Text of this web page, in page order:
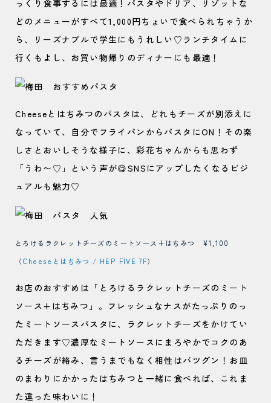
っくり食事するには最適！パスタやドリア、リゾットな
どのメニューがすべて1,000円ちょいで食べられちゃうか
ら、リーズナブルで学生にもうれしい♡ランチタイムに
行くもよし、お買い物帰りのディナーにも最適！
Cheeseとはちみつのパスタは、どれもチーズが別添えに
なっていて、自分でフライパンからパスタにON！その楽
しさとおいしそうな様子に、彩花ちゃんからも思わず
「うわ〜♡」という声が😋SNSにアップしたくなるビジ
ュアルも魅力♡
とろけるラクレットチーズのミートソース+はちみつ ¥1,100
（Cheeseとはちみつ / HEP FIVE 7F）
お店のおすすめは「とろけるラクレットチーズのミート
ソース+はちみつ」。フレッシュなナスがたっぷりのっ
たミートソースパスタに、ラクレットチーズをかけてい
ただきます♡濃厚なミートソースにまろやかでコクのあ
るチーズが絡み、言うまでもなく相性はバツグン！お皿
のまわりにかかったはちみつと一緒に食べれば、これま
た違った味わいに！